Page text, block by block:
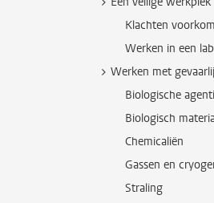
Klachten
Werken in een lab
Werken met
Biologische
Biologisch
Chemicaliën
Gassen en
Straling